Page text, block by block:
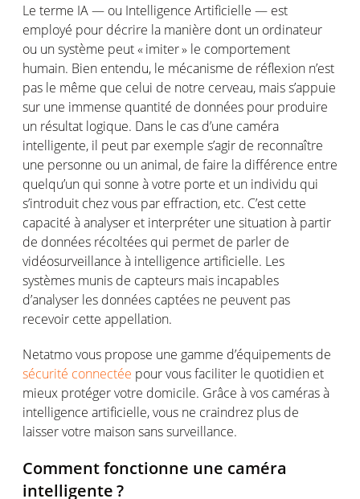
Le terme IA — ou Intelligence Artificielle — est
employé pour décrire la manière dont un ordinateur
ou unsystème peut«imiter» le comportement
humain. Bien entendu, le mécanisme de réflexion n’est
pas le même que celui de notre cerveau, maiss’appuie
sur une immense quantité de données pour produire
un résultat logique. Dans le cas d’une caméra
intelligente, il peut par exemple s’agir de reconnaître
une personne ou un animal, de faire la différence entre
quelqu’un qui sonne àvotre porte et un individu qui
s’introduit chezvous par effraction, etc. C’est cette
capacité àanalyser et interpréter une situationà partir
de données récoltées qui permet de parler de
vidéosurveillance à intelligence artificielle. Les
systèmes munis de capteurs mais incapables
d’analyser les données captées ne peuvent pas
recevoir cette appellation.
Netatmovous propose une gamme d’équipements de
sécurité connectée pourvousfaciliter le quotidien et
mieux protégervotre domicile. Grâce àvos camérasà
intelligence artificielle,vous ne craindrez plus de
laisservotre maisonsans surveillance.
Commentfonctionne une caméra
intelligente?